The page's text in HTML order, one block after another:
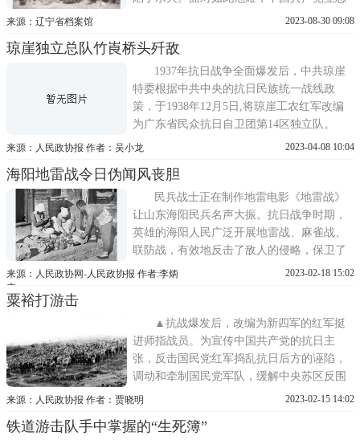
驱逐日本侵略者，带领不屈服于敌人淫威的
年，党中央为了统一对东北党组织的领导，
凝聚力量对抗敌人，决定组建中共满洲省
委。中共满洲省委成立后，
来源：辽宁省档案馆 2023-08-30 09:08
琼崖独立总队竹崀桥头歼敌
1937年抗日战争全面爆发后，中共琼崖
特委根据中共中央的抗日民族统一战线政
策，于1938年12月5日,将琼崖工农红军改编
为广东省民众抗日自卫团第14区独立队。
1939年3月，独立队扩编为广东省琼崖抗日游
端困难的条件下，积极开展抗日游击战争。
1942年9月上旬，琼文公路附近群众向独立总
队第二支队报告：近来日军
来源：人民政协报 作者：吴小龙 2023-04-08 10:04
海阳地雷战令日伪闻风丧胆
民兵战士正在制作地雷电影《地雷战》
让山东海阳民兵名声大振。抗日战争时期，
英雄的海阳人民广泛开展地雷战、麻雀战、
联防战，有效地反击了敌人的侵略，保卫了
自己的家园。在八年抗日战争中，海阳民兵
500多名。本文是作者根据当地文史资料记载
整理而成的，我们可以从
来源：人民政协网-人民政协报 作者:李炳
来
2023-02-18 15:02
粟裕打游击
▲抗战爆发后，改编为新四军的红军挺
进师指战员。为宣传中国共产党的抗日主
张，反击国民党红军捣乱抗日后方的诬陷，
调动和牵制国民党军队，缓解中央苏区反围
剿的压力，1934年6月，中共中央革命军事委
抗日先遣队(简称抗日先遣队)。11月4日，红
来源：人民政协报 作者：贾晓明 2023-02-15 14:02
铁道游击队手中掌握的“生死簿”